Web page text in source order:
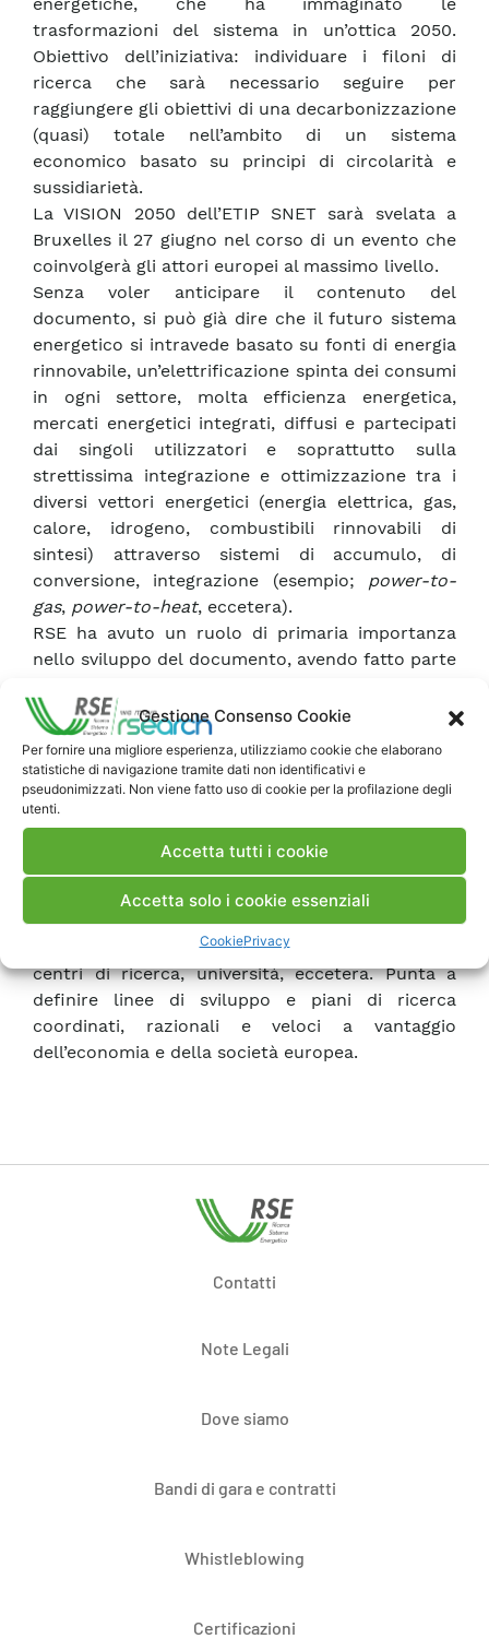
Gestione Consenso Cookie
Per fornire una migliore esperienza, utilizziamo cookie che elaborano
statistiche di navigazione tramite dati non identificativi e
pseudonimizzati. Non viene fatto uso di cookie per la profilazione degli
utenti.
Accetta tutti i cookie
Accetta solo i cookie essenziali
CookiePrivacy
energetiche, che ha immaginato le
trasformazioni del sistema in un’ottica 2050.
Obiettivo dell’iniziativa: individuare i filoni di
ricerca che sarà necessario seguire per
raggiungere gli obiettivi di una decarbonizzazione
(quasi) totale nell’ambito di un sistema
economico basato su principi di circolarità e
sussidiarietà.
La VISION 2050 dell’ETIP SNET sarà svelata a
Bruxelles il 27 giugno nel corso di un evento che
coinvolgerà gli attori europei al massimo livello.
Senza voler anticipare il contenuto del
documento, si può già dire che il futuro sistema
energetico si intravede basato su fonti di energia
rinnovabile, un’elettrificazione spinta dei consumi
in ogni settore, molta efficienza energetica,
mercati energetici integrati, diffusi e partecipati
dai singoli utilizzatori e soprattutto sulla
strettissima integrazione e ottimizzazione tra i
diversi vettori energetici (energia elettrica, gas,
calore, idrogeno, combustibili rinnovabili di
sintesi) attraverso sistemi di accumulo, di
conversione, integrazione (esempio; power-to-
gas, power-to-heat, eccetera).
RSE ha avuto un ruolo di primaria importanza
nello sviluppo del documento, avendo fatto parte
mediazione particolarmente complesso, sono
riusciti in meno di sei mesi a mettere d’accordo
più di 200 stakeholder, attraverso questionari,
riunioni, sessioni di consenso, gruppi di lavoro,
interrogazioni e votazioni.
ETIP SNET raduna, sotto il coordinamento della
portatori di interesse: autorità pubbliche,
regolatori, operatori di rete, aziende
tecnologiche, aziende di servizi, consumatori,
centri di ricerca, università, eccetera. Punta a
definire linee di sviluppo e piani di ricerca
coordinati, razionali e veloci a vantaggio
dell’economia e della società europea.
Contatti
Note Legali
Dove siamo
Bandi di gara e contratti
Whistleblowing
Certificazioni